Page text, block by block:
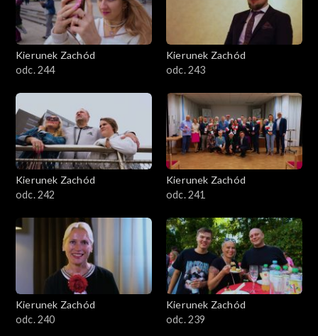
Kierunek Zachód
odc. 244
Kierunek Zachód
odc. 243
Kierunek Zachód
odc. 242
Kierunek Zachód
odc. 241
Kierunek Zachód
odc. 240
Kierunek Zachód
odc. 239